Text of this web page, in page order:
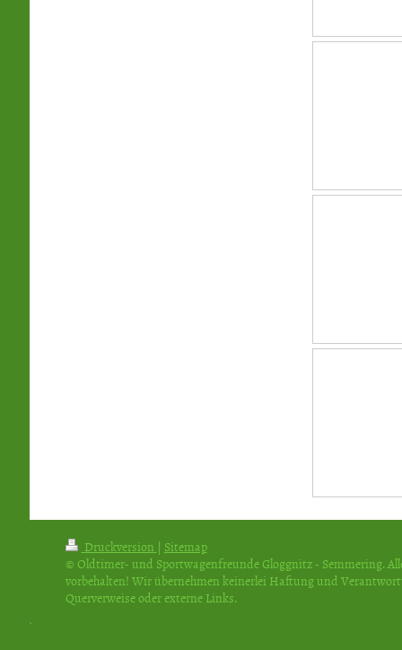
Druckversion | Sitemap
© Oldtimer- und Sportwagenfreunde Gloggnitz - Semmering.
vorbehalten! Wir übernehmen keinerlei Haftung und
Querverweise oder externe Links.